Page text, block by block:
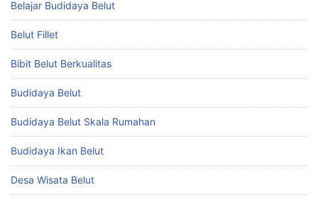
Belajar Budidaya Belut
Belut Fillet
Bibit Belut Berkualitas
Budidaya Belut
Budidaya Belut Skala Rumahan
Budidaya Ikan Belut
Desa Wisata Belut